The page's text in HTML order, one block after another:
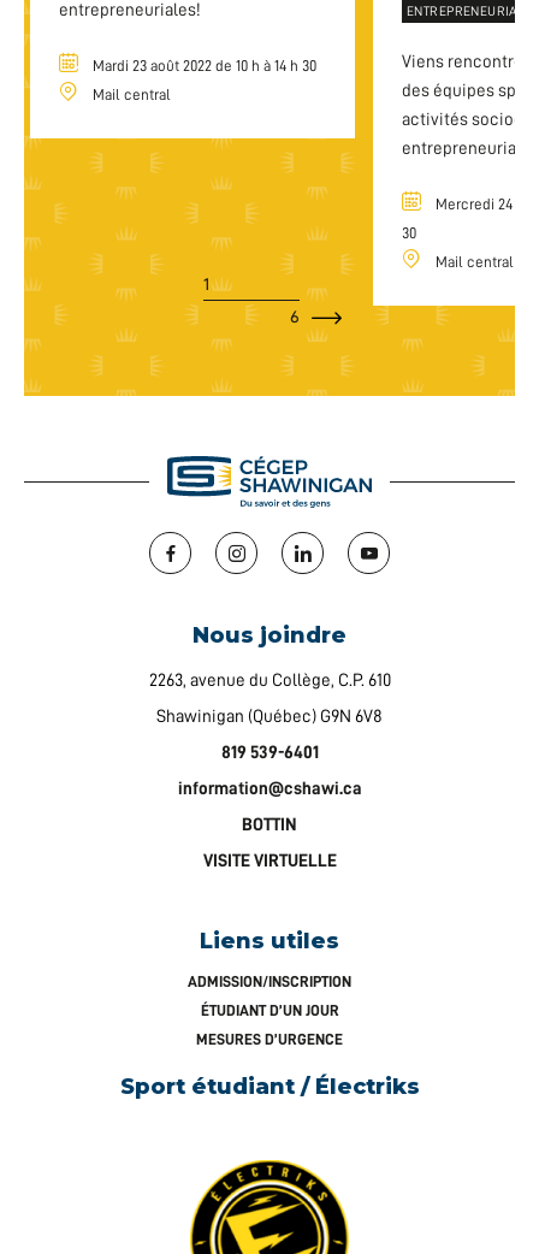
entrepreneuriales!
Mardi 23 août 2022 de 10 h à 14 h 30
Mail central
ENTREPRENEURIAT
Viens rencontrer
des équipes
activités
Mercredi 24
30
Mail central
1
6
Sport étudiant / Électriks
Facebook Instagram LinkedIn YouTube
Nous joindre
2263, avenue du Collège, C.P. 610
Shawinigan (Québec) G9N 6V8
819 539-6401
information@cshawi.ca
BOTTIN
VISITE VIRTUELLE
Liens utiles
ADMISSION/INSCRIPTION
ÉTUDIANT D’UN JOUR
MESURES D’URGENCE